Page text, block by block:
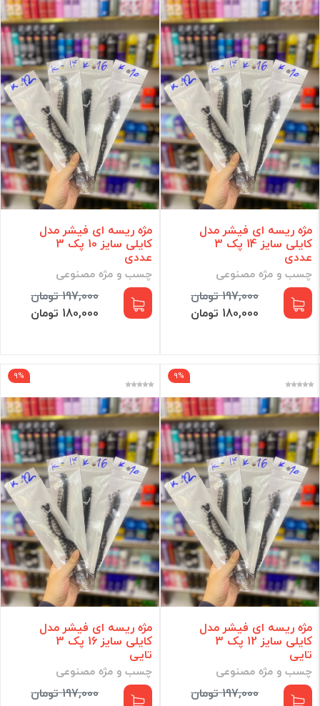
کیف و ابزار آرایشی
ادکلن و اسپری
رنگ و اکسیدان مو
لوازم برقی
مراقبت مو
مراقبت پوست
آرایش ناخن
مراقبت شخصی
آرایشی
مکمل و مولتی ویتامین
برند
فقط کالاهای موجود
فیلتر براساس قیمت :
قیمت:0 - 105,350,000 تومان
مژه ریسه ای فیشر مدل
کایلی سایز 14 پک 3
عددی
چسب و مژه مصنوعی
197,000 تومان
180,000 تومان
مژه ریسه ای فیشر مدل
کایلی سایز 10 پک 3
عددی
چسب و مژه مصنوعی
197,000 تومان
180,000 تومان
9%
مژه ریسه ای فیشر مدل
کایلی سایز 12 پک 3
تایی
چسب و مژه مصنوعی
197,000 تومان
9%
مژه ریسه ای فیشر مدل
کایلی سایز 16 پک 3
تایی
چسب و مژه مصنوعی
197,000 تومان